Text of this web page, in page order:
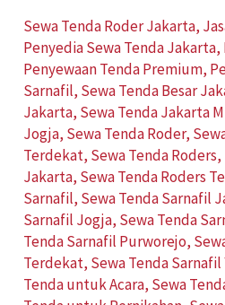
Sewa Tenda Roder Jakarta,
Penyedia Sewa Tenda Jakarta,
Penyewaan Tenda Premium,
Sarnafil, Sewa Tenda Besar
Jakarta, Sewa Tenda Jakarta
Jogja, Sewa Tenda Roder,
Terdekat, Sewa Tenda Roders,
Jakarta, Sewa Tenda Roders
Sarnafil, Sewa Tenda Sarnafil
Sarnafil Jogja, Sewa Tenda
Tenda Sarnafil Purworejo,
Terdekat, Sewa Tenda
Tenda untuk Acara, Sewa